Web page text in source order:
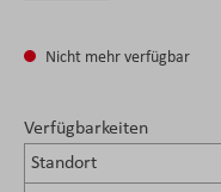
Nicht mehr verfügbar
Verfügbarkeiten
Standort